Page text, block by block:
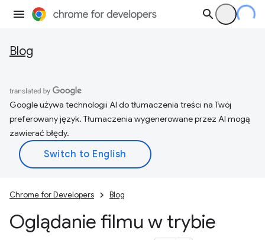
Blog
Google używa technologii AI do tłumaczenia treści na Twój
preferowany język. Tłumaczenia wygenerowane przez AI mogą
zawierać błędy.
Chrome for Developers Blog
Oglądanie filmu w trybie